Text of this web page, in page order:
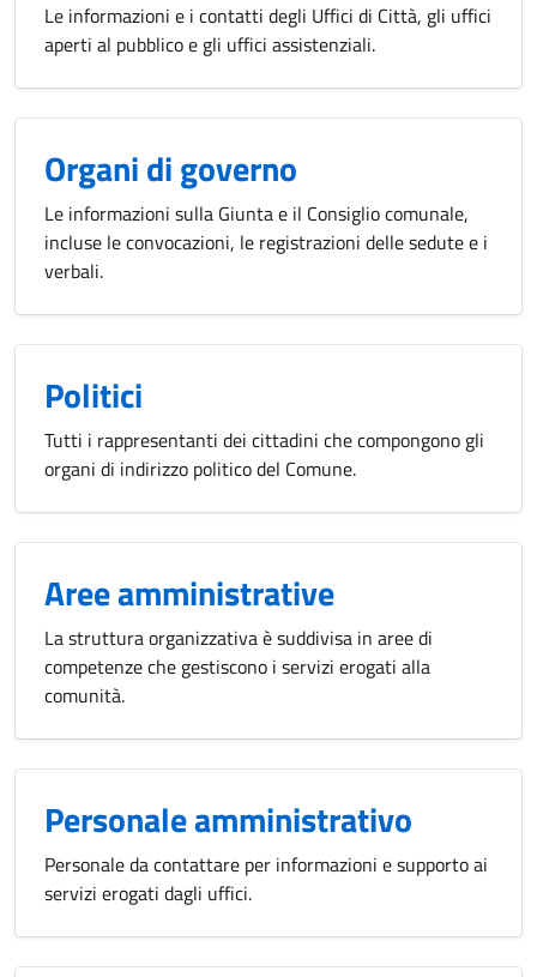
Le informazioni e i contatti degli Uffici di Città, gli uffici
aperti al pubblico e gli uffici assistenziali.
Organi di governo
Le informazioni sulla Giunta e il Consiglio comunale,
incluse le convocazioni, le registrazioni delle sedute e i
verbali.
Politici
Tutti i rappresentanti dei cittadini che compongono gli
organi di indirizzo politico del Comune.
Aree amministrative
La struttura organizzativa è suddivisa in aree di
competenze che gestiscono i servizi erogati alla
comunità.
Personale amministrativo
Personale da contattare per informazioni e supporto ai
servizi erogati dagli uffici.